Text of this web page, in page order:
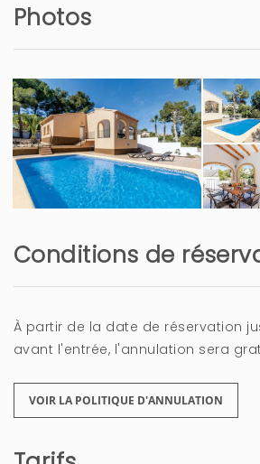
Maria Belen (Espagne)
La ubicacion, la tranquilidad, el
que fue una sorpresa la piscina
terraza
CELA
4 ans
Maria Isabel (Espagne)
TODO EN GENERAL
Photos
Conditions de
À partir de la date de réservation
avant l'entrée, l'annulation sera
VOIR LA POLITIQUE D'ANNULATION